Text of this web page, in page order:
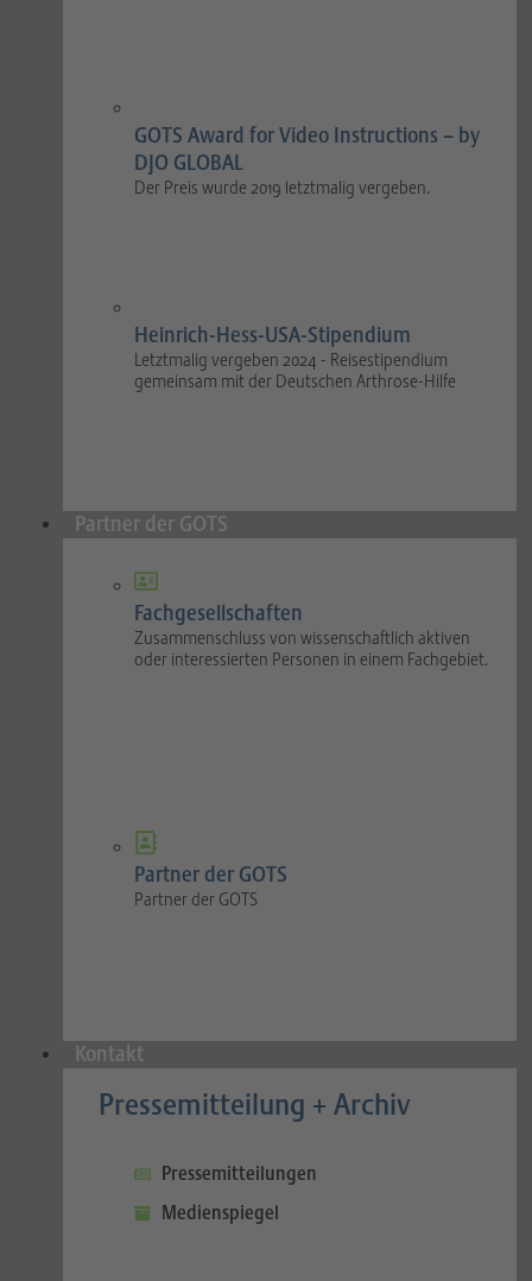
GOTS Award for Video Instructions – by
DJO GLOBAL
Der Preis wurde 2019 letztmalig vergeben.
Heinrich-Hess-USA-Stipendium
Letztmalig vergeben 2024 - Reisestipendium
gemeinsam mit der Deutschen Arthrose-Hilfe
Partner der GOTS
Fachgesellschaften
Zusammenschluss von wissenschaftlich aktiven
oder interessierten Personen in einem Fachgebiet.
Partner der GOTS
Partner der GOTS
Kontakt
Pressemitteilung + Archiv
Pressemitteilungen
Medienspiegel